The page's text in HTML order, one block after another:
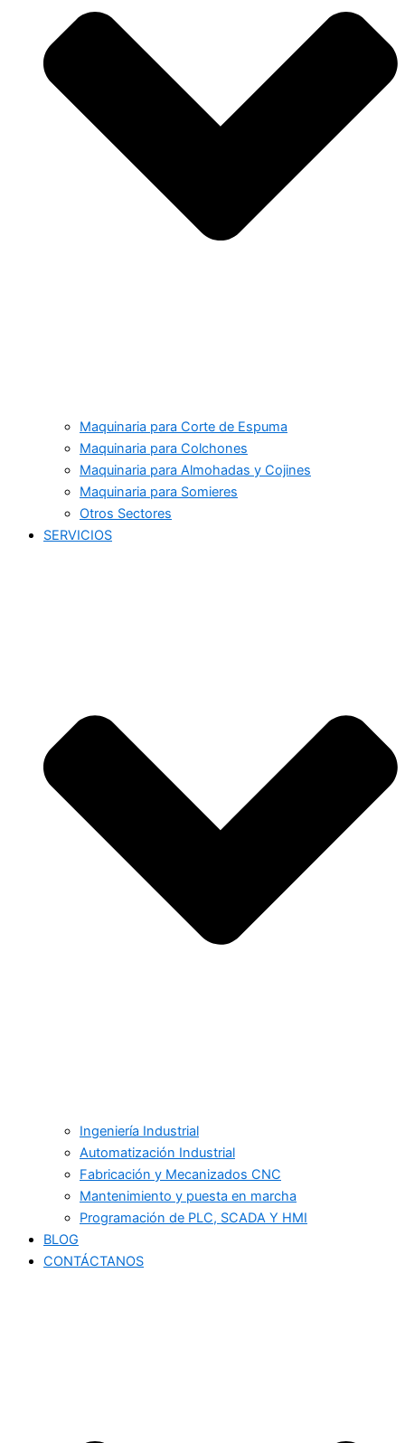
Maquinaria para Corte de Espuma
Maquinaria para Colchones
Maquinaria para Almohadas y Cojines
Maquinaria para Somieres
Otros Sectores
SERVICIOS
Ingeniería Industrial
Automatización Industrial
Fabricación y Mecanizados CNC
Mantenimiento y puesta en marcha
Programación de PLC, SCADA Y HMI
BLOG
CONTÁCTANOS